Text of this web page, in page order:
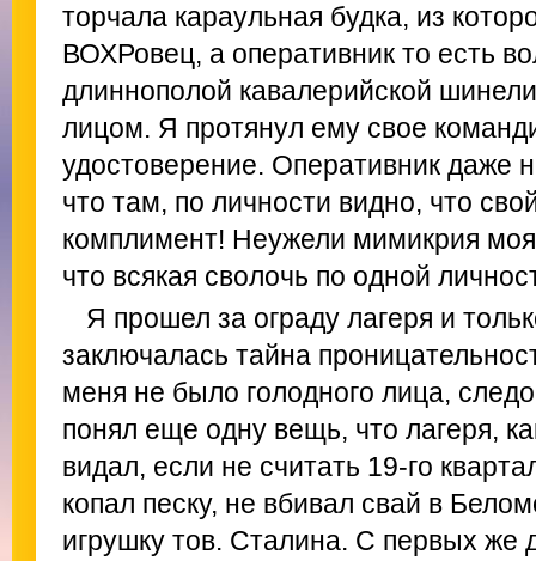
торчала караульная будка, из
ВОХРовец, а оперативник то есть
длиннополой кавалерийской
лицом. Я протянул ему свое
удостоверение. Оперативник даже
что там, по личности видно, что
комплимент! Неужели мимикрия
что всякая сволочь по одной
Я прошел за ограду лагеря и
заключалась тайна
меня не было голодного лица,
понял еще одну вещь, что лагеря,
видал, если не считать 19-го
копал песку, не вбивал свай в
игрушку тов. Сталина. С первых же